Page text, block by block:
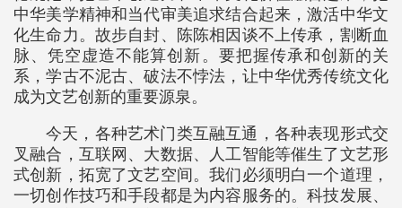
中华美学精神和当代审美追求结合起来，激活中华文
化生命力。故步自封、陈陈相因谈不上传承，割断血
脉、凭空虚造不能算创新。要把握传承和创新的关
系，学古不泥古、破法不悖法，让中华优秀传统文化
成为文艺创新的重要源泉。
今天，各种艺术门类互融互通，各种表现形式交
叉融合，互联网、大数据、人工智能等催生了文艺形
式创新，拓宽了文艺空间。我们必须明白一个道理，
一切创作技巧和手段都是为内容服务的。科技发展、